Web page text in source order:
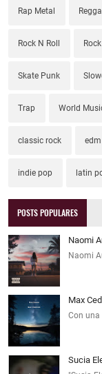
Rap Metal
Rock N Roll
Skate Punk
Trap World
classic rock edm
indie pop latin
POSTS POPULARES
Naomi
Naomi
Max
Con
Sucia